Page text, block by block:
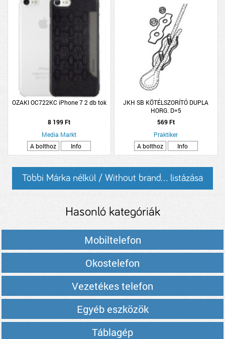
OZAKI OC722KC iPhone 7 2 db tok
8 199 Ft
Media Markt
A bolthoz
Info
JKH SB KÖTÉLSZORÍTÓ DUPLA
HORG. D=5
569 Ft
Praktiker
A bolthoz
Info
Többi Márka nélkül / Without brand... listázása
Hasonló kategóriák
Mobiltelefon
Okostelefon
Vezetékes telefon
Egyéb eszközök
Táblagép